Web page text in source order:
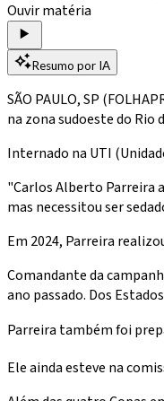
Ouvir matéria
Resumo por IA
SÃO PAULO, SP
na zona sudoeste do Rio
Internado na UTI
"Carlos Alberto Parreira
mas necessitou ser
Em 2024, Parreira
Comandante da
ano passado. Dos
Parreira também foi
Ele ainda esteve na